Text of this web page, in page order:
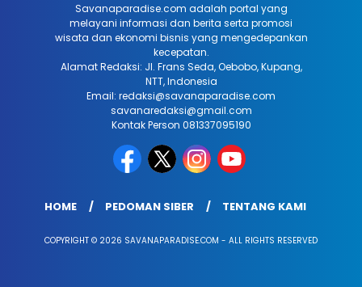
Savanaparadise.com adalah portal yang
melayani informasi dan berita serta promosi
wisata dan ekonomi bisnis yang mengedepankan
kecepatan.
Alamat Redaksi: Jl. Frans Seda, Oebobo, Kupang,
NTT, Indonesia
Email: redaksi@savanaparadise.com
savanaredaksi@gmail.com
Kontak Person 081337095190
HOME PEDOMAN SIBER TENTANG KAMI
COPYRIGHT © 2026 SAVANAPARADISE.COM - ALL RIGHTS RESERVED